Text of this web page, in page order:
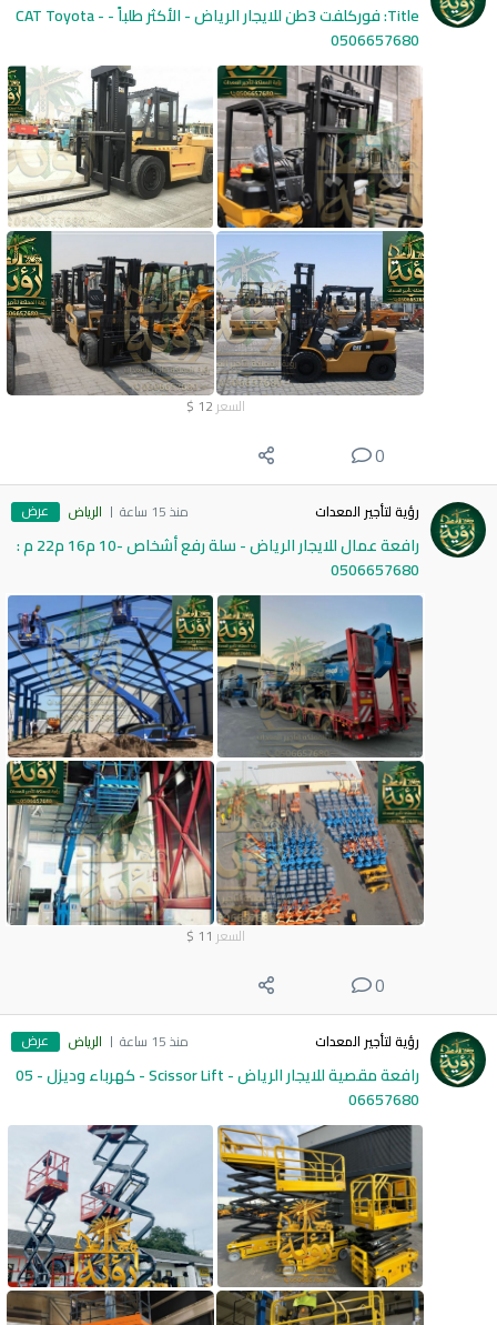
Title: فوركلفت 3طن للايجار الرياض - الأكثر طلباً - CAT Toyota -
0506657680
السعر 12
$
0
رؤية لتأجير المعدات منذ 15 ساعة الرياض عرض
رافعة عمال للايجار الرياض - سلة رفع أشخاص -10 م16 م22 م :
0506657680
السعر 11
$
0
رؤية لتأجير المعدات منذ 15 ساعة الرياض عرض
رافعة مقصية للايجار الرياض - Scissor Lift - كهرباء وديزل - 05
06657680